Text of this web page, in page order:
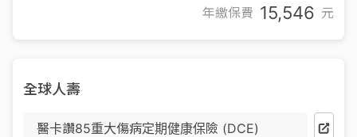
年繳保費 15,546 元
全球人壽
醫卡讚85重大傷病定期健康保險 (DCE)